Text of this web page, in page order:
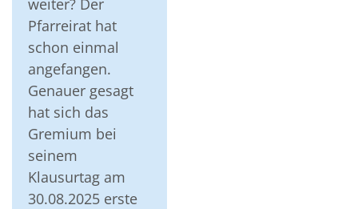
weiter? Der
Pfarreirat hat
schon einmal
angefangen.
Genauer gesagt
hat sich das
Gremium bei
seinem
Klausurtag am
30.08.2025 erste